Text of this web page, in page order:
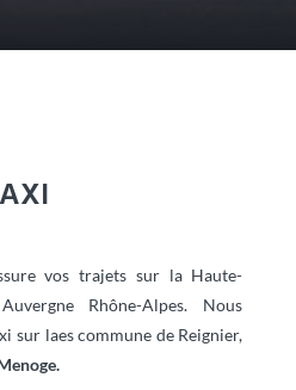
vos trajets sur la Haute-
Rhône-Alpes. Nous
sur laes commune de Reignier,
.